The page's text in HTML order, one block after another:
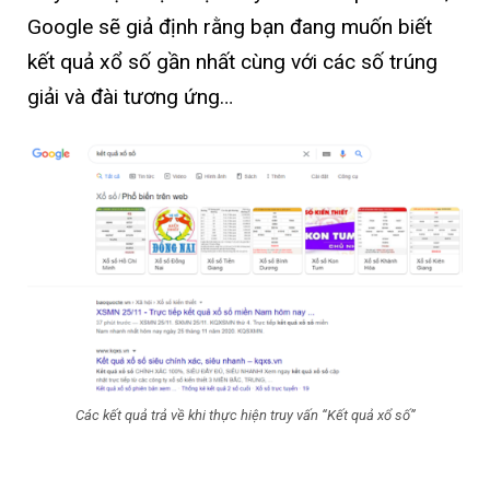
Google sẽ giả định rằng bạn đang muốn biết
kết quả xổ số gần nhất cùng với các số trúng
giải và đài tương ứng…
Các kết quả trả về khi thực hiện truy vấn “Kết quả xổ số”